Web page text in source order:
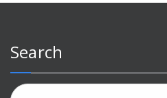
Search
Arama: